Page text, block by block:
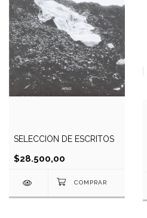
SELECCIÓN DE ESCRITOS
$28.500,00